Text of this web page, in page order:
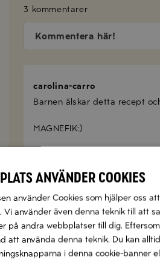
3 kommentarer
Kommentera här!
carolina-carro
Barnen älskar detta recept
MAGNEFIK:)
Pelle
Så smarrig! Har blivit en
SVARA
använder cookies
använder Cookies som hjälper oss
Vi använder även denna teknik till att
på andra webbplatser till dig.
att använda denna teknik. Du kan
i denna cookie-banner